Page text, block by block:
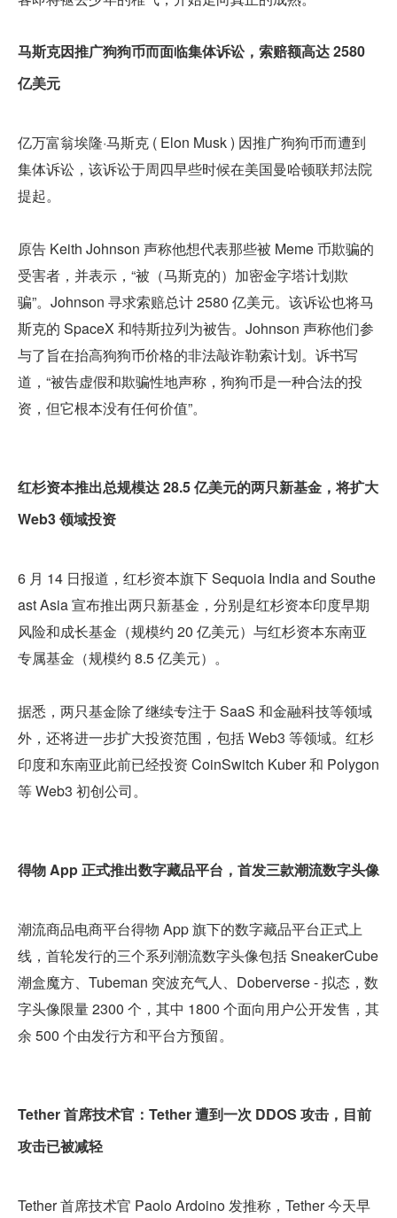
马斯克因推广狗狗币而面临集体诉讼，索赔额高达 2580
亿美元
亿万富翁埃隆·马斯克 ( Elon Musk ) 因推广狗狗币而遭到
集体诉讼，该诉讼于周四早些时候在美国曼哈顿联邦法院
提起。
原告 Keith Johnson 声称他想代表那些被 Meme 币欺骗的
受害者，并表示，“被（马斯克的）加密金字塔计划欺
骗”。Johnson 寻求索赔总计 2580 亿美元。该诉讼也将马
斯克的 SpaceX 和特斯拉列为被告。Johnson 声称他们参
与了旨在抬高狗狗币价格的非法敲诈勒索计划。诉书写
道，“被告虚假和欺骗性地声称，狗狗币是一种合法的投
资，但它根本没有任何价值”。
红杉资本推出总规模达 28.5 亿美元的两只新基金，将扩大
Web3 领域投资
6 月 14 日报道，红杉资本旗下 Sequoia India and Southe
ast Asia 宣布推出两只新基金，分别是红杉资本印度早期
风险和成长基金（规模约 20 亿美元）与红杉资本东南亚
专属基金（规模约 8.5 亿美元）。
据悉，两只基金除了继续专注于 SaaS 和金融科技等领域
外，还将进一步扩大投资范围，包括 Web3 等领域。红杉
印度和东南亚此前已经投资 CoinSwitch Kuber 和 Polygon
等 Web3 初创公司。
得物 App 正式推出数字藏品平台，首发三款潮流数字头像
潮流商品电商平台得物 App 旗下的数字藏品平台正式上
线，首轮发行的三个系列潮流数字头像包括 SneakerCube
潮盒魔方、Tubeman 突波充气人、Doberverse - 拟态，数
字头像限量 2300 个，其中 1800 个面向用户公开发售，其
余 500 个由发行方和平台方预留。
Tether 首席技术官：Tether 遭到一次 DDOS 攻击，目前
攻击已被减轻
Tether 首席技术官 Paolo Ardoino 发推称，Tether 今天早